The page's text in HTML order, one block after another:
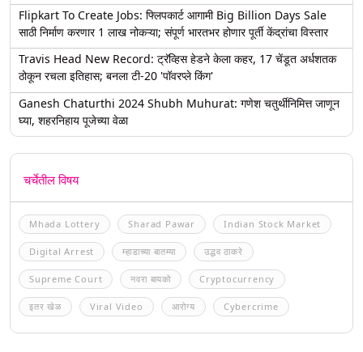
Flipkart To Create Jobs: फ्लिपकार्ट आगामी Big Billion Days Sale
साठी निर्माण करणार 1 लाख नोकऱ्या; संपूर्ण भारतभर होणार पूर्ती केंद्रांचा विस्तार
Travis Head New Record: ट्रॅव्हिस हेडने केला कहर, 17 चेंडूत अर्धशतक
ठोकून रचला इतिहास; बनला टी-20 'पॉवरप्ले किंग'
Ganesh Chaturthi 2024 Shubh Muhurat: गणेश चतुर्थीनिमित्त जाणून
घ्या, शहरनिहाय पूजेच्या वेळा
चर्चेतील विषय
Mhada Lottery Sharad Pawar Indian Stock Market
Digital Arrest म्हाडाच्या बातम्या उद्धव ठाकरे
Supreme Court नवरा बायको Cryptocurrency
इतर खेळ Viral Video आरोग्य Cybercrime